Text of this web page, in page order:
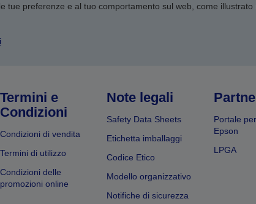
tue preferenze e al tuo comportamento sul web, come illustrato
Termini e
Condizioni
Condizioni di vendita
Termini di utilizzo
Condizioni delle
promozioni online
Note legali
Safety Data Sheets
Etichetta imballaggi
Codice Etico
Modello organizzativo
Notifiche di sicurezza
Portale
Epson
LPGA